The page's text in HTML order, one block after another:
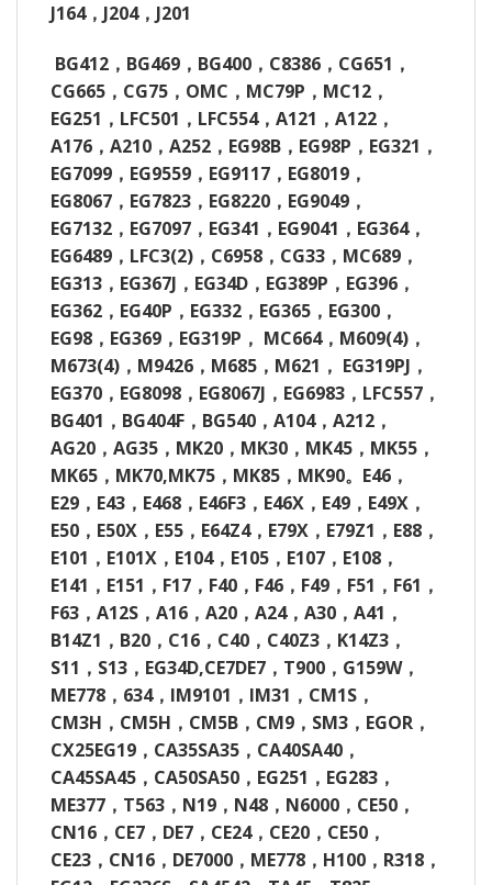
J164， J204， J201
BG412 ， BG469 ， BG400 ， C8386 ， CG651 ，
CG665 ， CG75 ， OMC ， MC79P ， MC12 ，
EG251 ， LFC501 ， LFC554， A121 ， A122 ，
A176 ， A210 ， A252 ， EG98B ， EG98P ， EG321 ，
EG7099 ， EG9559 ， EG9117 ， EG8019 ，
EG8067 ， EG7823 ， EG8220 ， EG9049 ，
EG7132 ， EG7097 ， EG341 ， EG9041 ， EG364，
EG6489 ， LFC3(2) ， C6958 ， CG33 ， MC689 ，
EG313 ， EG367J ， EG34D ， EG389P ， EG396 ，
EG362 ， EG40P ， EG332 ， EG365 ， EG300 ，
EG98 ， EG369 ， EG319P ， MC664， M609(4) ，
M673(4) ， M9426 ， M685 ， M621 ， EG319PJ ，
EG370 ， EG8098 ， EG8067J ， EG6983 ， LFC557 ，
BG401 ， BG404F ， BG540 ， A104， A212 ，
AG20 ， AG35 ， MK20 ， MK30 ， MK45 ， MK55 ，
MK65 ， MK70,MK75 ， MK85 ， MK90。 E46 ，
E29 ， E43 ， E468 ， E46F3 ， E46X ， E49 ， E49X ，
E50 ， E50X ， E55 ， E64Z4， E79X ， E79Z1 ， E88 ，
E101 ， E101X ， E104， E105 ， E107 ， E108 ，
E141 ， E151 ， F17 ， F40 ， F46 ， F49 ， F51 ， F61 ，
F63 ， A12S ， A16 ， A20 ， A24， A30 ， A41 ，
B14Z1 ， B20 ， C16 ， C40 ， C40Z3 ， K14Z3 ，
S11 ， S13 ， EG34D,CE7DE7 ， T900 ， G159W，
ME778 ， 634， IM9101 ， IM31 ， CM1S ，
CM3H ， CM5H ， CM5B ， CM9 ， SM3 ， EGOR ，
CX25EG19 ， CA35SA35 ， CA40SA40 ，
CA45SA45 ， CA50SA50 ， EG251 ， EG283 ，
ME377 ， T563 ， N19 ， N48 ， N6000 ， CE50 ，
CN16 ， CE7 ， DE7 ， CE24， CE20 ， CE50 ，
CE23 ， CN16 ， DE7000 ， ME778 ， H100 ， R318 ，